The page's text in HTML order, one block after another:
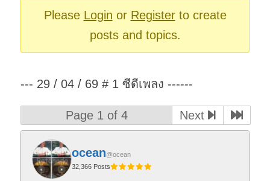
Please Login or Registerto create
posts and topics.
--- 29 / 04 / 69 # 1 ซีดีเพลง ------
Page 1 of 4 Next
ocean@ocean
32,366 Posts